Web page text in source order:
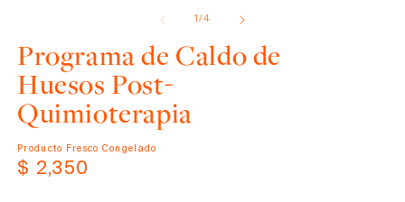
multimedia
en
una
1/de
4
Programa de Caldo de
Huesos Post-
Quimioterapia
Producto Fresco Congelado
Precio
$ 2,350